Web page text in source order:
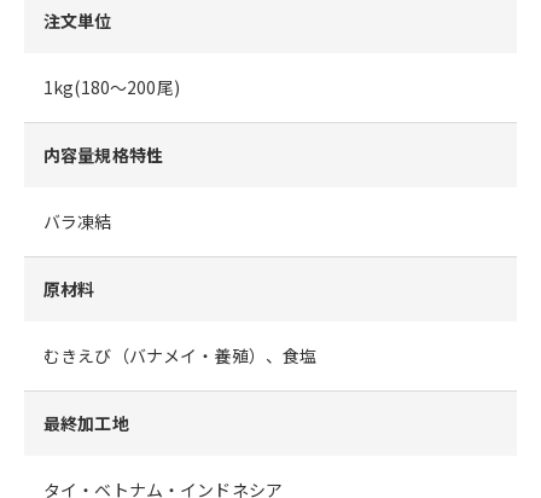
注文単位
1kg(180～200尾)
内容量規格特性
バラ凍結
原材料
むきえび（バナメイ・養殖）、食塩
最終加工地
タイ・ベトナム・インドネシア